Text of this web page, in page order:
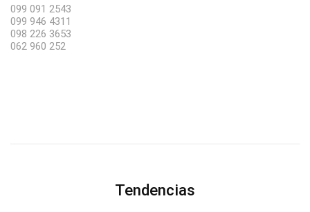
099 091 2543
099 946 4311
098 226 3653
062 960 252
Tendencias